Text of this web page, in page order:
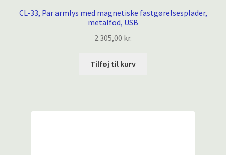
CL-33, Par armlys med magnetiske fastgørelsesplader,
metalfod, USB
2.305,00 kr.
Tilføj til kurv